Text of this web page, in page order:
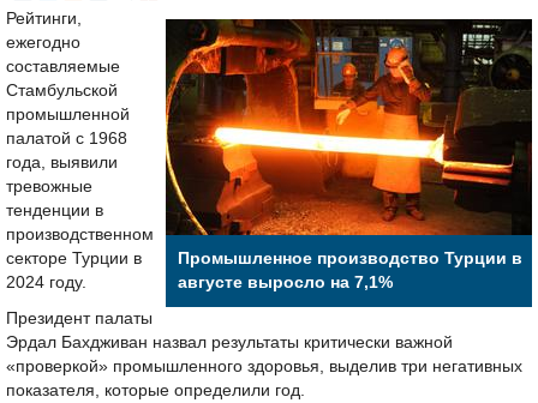
Промышленное производство Турции в
августе выросло на 7,1%
Рейтинги,
ежегодно
составляемые
Стамбульской
промышленной
палатой с 1968
года, выявили
тревожные
тенденции в
производственном
секторе Турции в
2024 году.
Президент палаты
Эрдал Бахдживан назвал результаты критически важной
«проверкой» промышленного здоровья, выделив три негативных
показателя, которые определили год.